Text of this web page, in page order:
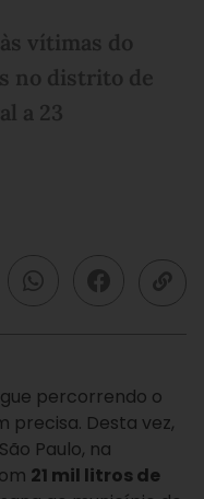
vítimas do
no distrito de
a 23
percorrendo o
precisa. Desta vez,
Paulo, na
21 mil litros de